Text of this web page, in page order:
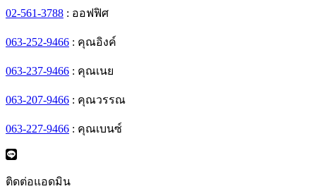
02-561-3788 : ออฟฟิศ
063-252-9466 : คุณอิงค์
063-237-9466 : คุณเนย
063-207-9466 : คุณวรรณ
063-227-9466 : คุณเบนซ์
ติดต่อแอดมิน